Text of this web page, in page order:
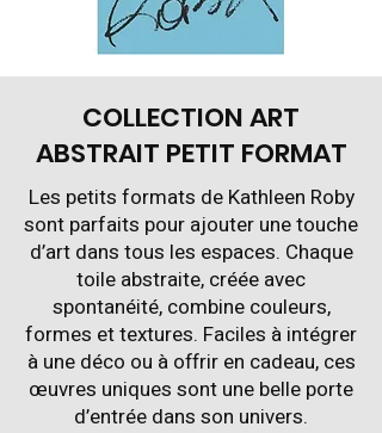
COLLECTION ART
ABSTRAIT PETIT FORMAT
Les petits formats de Kathleen Roby
sont parfaits pour ajouter une touche
d’art dans tous les espaces. Chaque
toile abstraite, créée avec
spontanéité, combine couleurs,
formes et textures. Faciles à intégrer
à une déco ou à offrir en cadeau, ces
œuvres uniques sont une belle porte
d’entrée dans son univers.